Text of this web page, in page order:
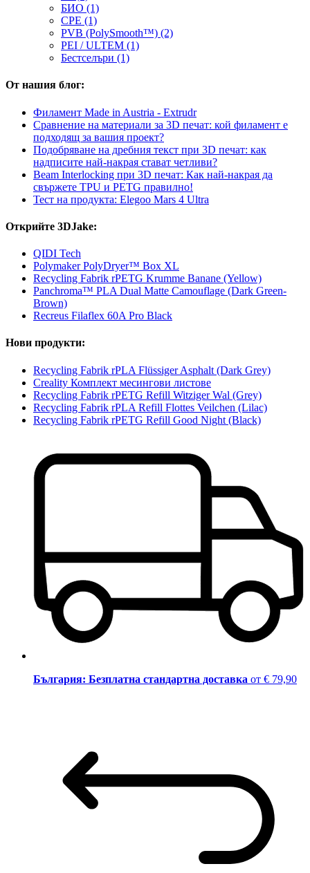
БИО (1)
CPE (1)
PVB (PolySmooth™) (2)
PEI / ULTEM (1)
Бестселъри (1)
От нашия блог:
Филамент Made in Austria - Extrudr
Сравнение на материали за 3D печат: кой филамент е
подходящ за вашия проект?
Подобряване на дребния текст при 3D печат: как
надписите най-накрая стават четливи?
Beam Interlocking при 3D печат: Как най-накрая да
свържете TPU и PETG правилно!
Тест на продукта: Elegoo Mars 4 Ultra
Открийте 3DJake:
QIDI Tech
Polymaker PolyDryer™ Box XL
Recycling Fabrik rPETG Krumme Banane (Yellow)
Panchroma™ PLA Dual Matte Camouflage (Dark Green-
Brown)
Recreus Filaflex 60A Pro Black
Нови продукти:
Recycling Fabrik rPLA Flüssiger Asphalt (Dark Grey)
Creality Комплект месингови листове
Recycling Fabrik rPETG Refill Witziger Wal (Grey)
Recycling Fabrik rPLA Refill Flottes Veilchen (Lilac)
Recycling Fabrik rPETG Refill Good Night (Black)
България: Безплатна стандартна доставка от € 79,90